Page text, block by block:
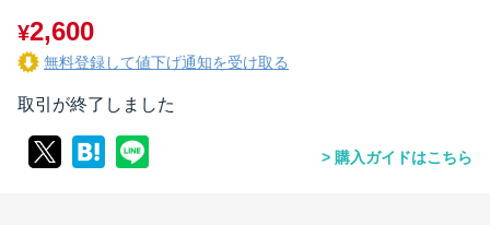
¥2,600
無料登録して値下げ通知を受け取る
取引が終了しました
購入ガイドはこちら